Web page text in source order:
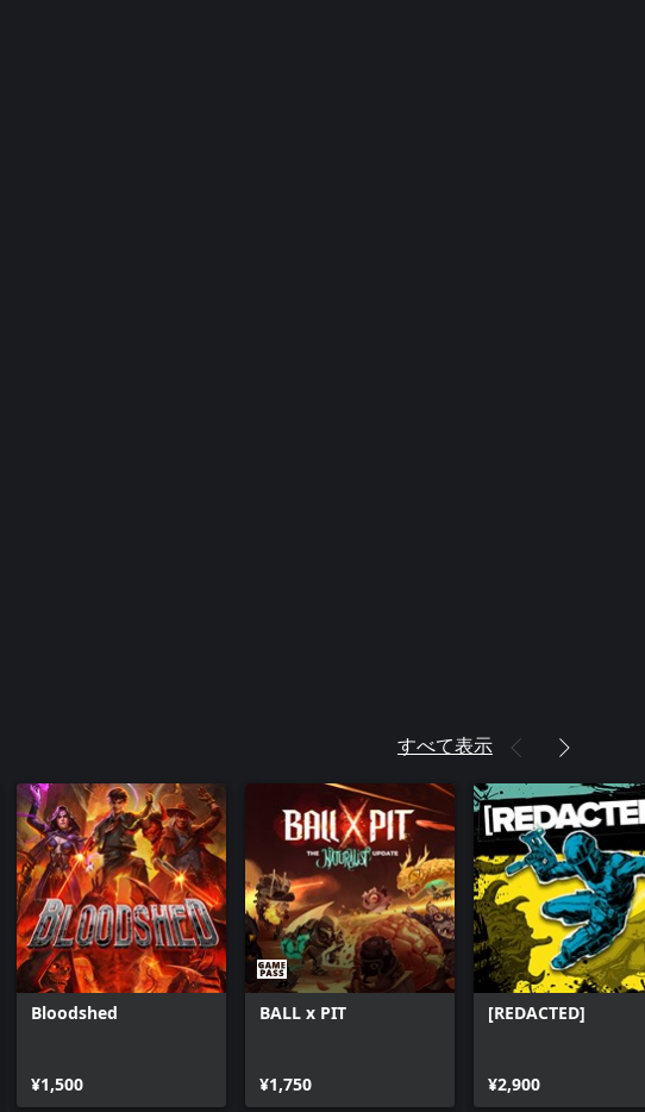
すべて表示
Bloodshed
¥1,500
BALL x PIT
¥1,750
[REDACTED]
¥2,900